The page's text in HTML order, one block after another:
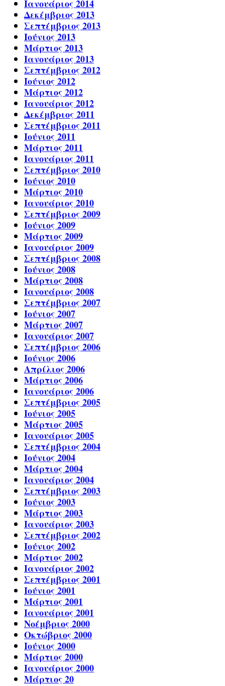
Ιανουάριος 2014
Δεκέμβριος 2013
Σεπτέμβριος 2013
Ιούνιος 2013
Μάρτιος 2013
Ιανουάριος 2013
Σεπτέμβριος 2012
Ιούνιος 2012
Μάρτιος 2012
Ιανουάριος 2012
Δεκέμβριος 2011
Σεπτέμβριος 2011
Ιούνιος 2011
Μάρτιος 2011
Ιανουάριος 2011
Σεπτέμβριος 2010
Ιούνιος 2010
Μάρτιος 2010
Ιανουάριος 2010
Σεπτέμβριος 2009
Ιούνιος 2009
Μάρτιος 2009
Ιανουάριος 2009
Σεπτέμβριος 2008
Ιούνιος 2008
Μάρτιος 2008
Ιανουάριος 2008
Σεπτέμβριος 2007
Ιούνιος 2007
Μάρτιος 2007
Ιανουάριος 2007
Σεπτέμβριος 2006
Ιούνιος 2006
Απρίλιος 2006
Μάρτιος 2006
Ιανουάριος 2006
Σεπτέμβριος 2005
Ιούνιος 2005
Μάρτιος 2005
Ιανουάριος 2005
Σεπτέμβριος 2004
Ιούνιος 2004
Μάρτιος 2004
Ιανουάριος 2004
Σεπτέμβριος 2003
Ιούνιος 2003
Μάρτιος 2003
Ιανουάριος 2003
Σεπτέμβριος 2002
Ιούνιος 2002
Μάρτιος 2002
Ιανουάριος 2002
Σεπτέμβριος 2001
Ιούνιος 2001
Μάρτιος 2001
Ιανουάριος 2001
Νοέμβριος 2000
Οκτώβριος 2000
Ιούνιος 2000
Μάρτιος 2000
Ιανουάριος 2000
Μάρτιος 20